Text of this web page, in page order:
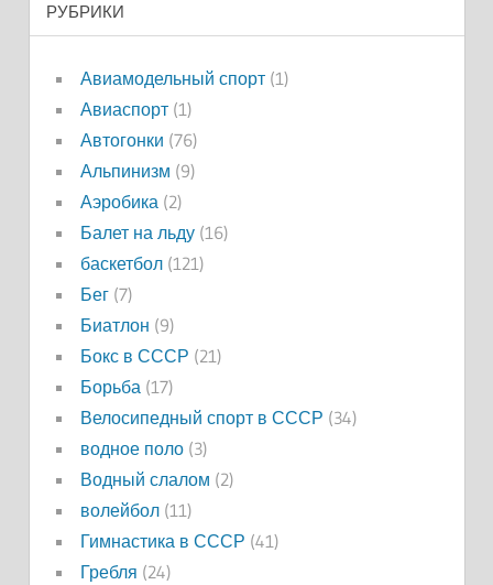
РУБРИКИ
Авиамодельный спорт(1)
Авиаспорт(1)
Автогонки (76)
Альпинизм (9)
Аэробика(2)
Балет на льду(16)
баскетбол(121)
Бег(7)
Биатлон (9)
Бокс в СССР (21)
Борьба(17)
Велосипедный спорт в СССР (34)
водное поло(3)
Водный слалом (2)
волейбол(11)
Гимнастика в СССР (41)
Гребля (24)